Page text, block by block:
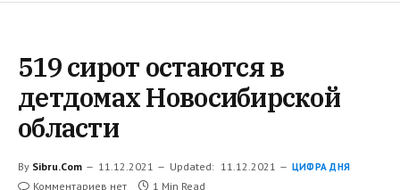
519 сирот остаются в
детдомах Новосибирской
области
By Sibru.Com 11.12.2021 Updated: 11.12.2021 ЦИФРА ДНЯ
Комментариев нет 1 Min Read